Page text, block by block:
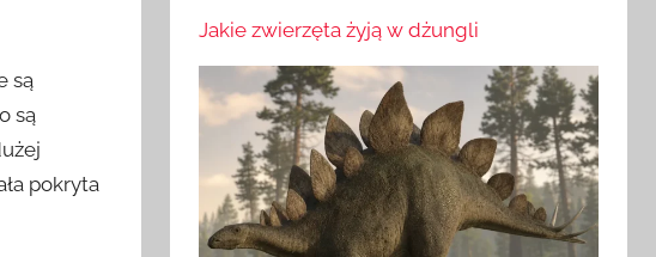
są
są
pokryta
Jakie zwierzęta żyją w dżungli